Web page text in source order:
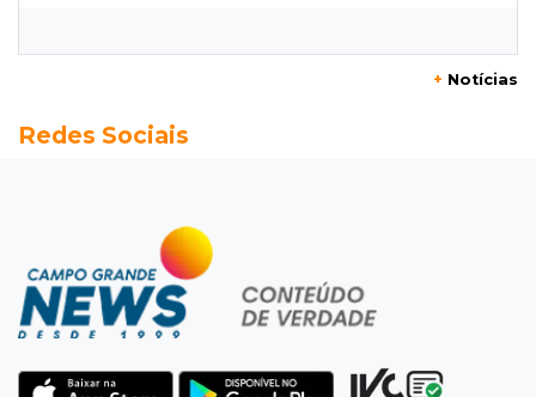
Juiz obriga condomínio da Capital a fazer
Mercado aquecido
Há vagas: obras da UFN3 mantêm ciclo de
contratações em Três Lagoas
Odilon Wagner se encanta em visita ao
+ Notícias
Redes Sociais